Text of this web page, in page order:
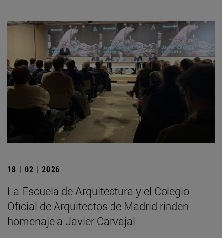
18 | 02 | 2026
La Escuela de Arquitectura y el Colegio
Oficial de Arquitectos de Madrid rinden
homenaje a Javier Carvajal